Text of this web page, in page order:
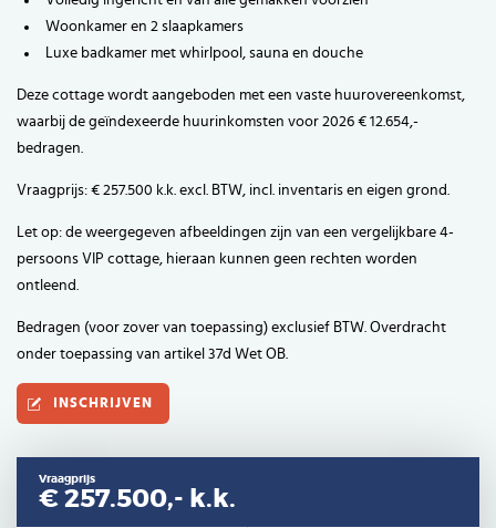
Woonkamer en 2 slaapkamers
Luxe badkamer met whirlpool, sauna en douche
Deze cottage wordt aangeboden met een vaste huurovereenkomst,
waarbij de geïndexeerde huurinkomsten voor 2026 € 12.654,-
bedragen.
Vraagprijs: € 257.500 k.k. excl. BTW, incl. inventaris en eigen grond.
Let op: de weergegeven afbeeldingen zijn van een vergelijkbare 4-
persoons VIP cottage, hieraan kunnen geen rechten worden
ontleend.
Bedragen (voor zover van toepassing) exclusief BTW. Overdracht
onder toepassing van artikel 37d Wet OB.
INSCHRIJVEN
Vraagprijs
€ 257.500,- k.k.